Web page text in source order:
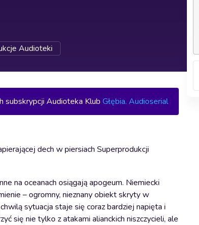
Audioteki
subskrypcji Audioteka Klub Głębia. Audioserial
dech w piersiach Superprodukcji
na oceanach osiągają apogeum. Niemiecki
– ogromny, nieznany obiekt skryty w
sytuacja staje się coraz bardziej napięta i
się nie tylko z atakami alianckich niszczycieli, ale